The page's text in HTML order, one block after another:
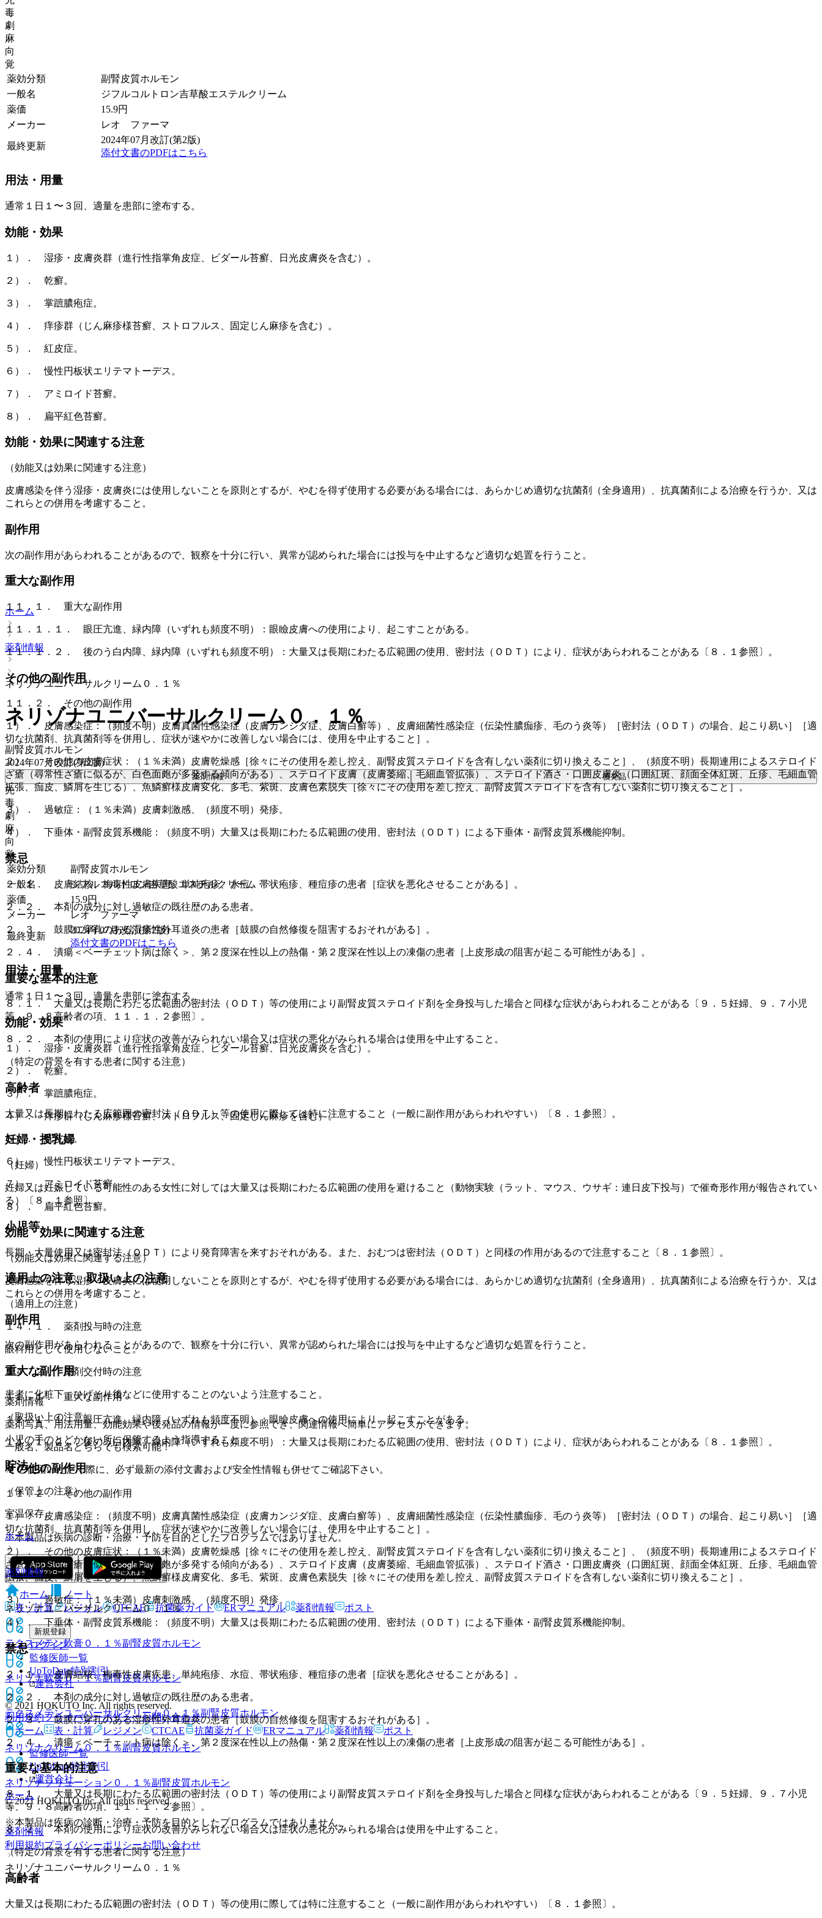
毒
劇
麻
向
覚
薬効分類
副腎皮質ホルモン
一般名
ジフルコルトロン吉草酸エステルクリーム
薬価
15.9円
メーカー
レオ ファーマ
最終更新
2024年07月改訂(第2版)
添付文書のPDFはこちら
用法・用量
通常１日１〜３回、適量を患部に塗布する。
効能・効果
１）． 湿疹・皮膚炎群（進行性指掌角皮症、ビダール苔癬、日光皮膚炎を含む）。
２）． 乾癬。
３）． 掌蹠膿疱症。
４）． 痒疹群（じん麻疹様苔癬、ストロフルス、固定じん麻疹を含む）。
５）． 紅皮症。
６）． 慢性円板状エリテマトーデス。
７）． アミロイド苔癬。
８）． 扁平紅色苔癬。
効能・効果に関連する注意
（効能又は効果に関連する注意）
皮膚感染を伴う湿疹・皮膚炎には使用しないことを原則とするが、やむを得ず使用する必要がある場合には、あらかじめ適切な抗菌剤（全身適用）、抗真菌剤による治療を行うか、又は
これらとの併用を考慮すること。
副作用
次の副作用があらわれることがあるので、観察を十分に行い、異常が認められた場合には投与を中止するなど適切な処置を行うこと。
重大な副作用
１１．１． 重大な副作用
１１．１．１． 眼圧亢進、緑内障（いずれも頻度不明）：眼瞼皮膚への使用により、起こすことがある。
１１．１．２． 後のう白内障、緑内障（いずれも頻度不明）：大量又は長期にわたる広範囲の使用、密封法（ＯＤＴ）により、症状があらわれることがある〔８．１参照〕。
その他の副作用
１１．２． その他の副作用
１）． 皮膚感染症：（頻度不明）皮膚真菌性感染症（皮膚カンジダ症、皮膚白癬等）、皮膚細菌性感染症（伝染性膿痂疹、毛のう炎等）［密封法（ＯＤＴ）の場合、起こり易い］［適
切な抗菌剤、抗真菌剤等を併用し、症状が速やかに改善しない場合には、使用を中止すること］。
２）． その他の皮膚症状：（１％未満）皮膚乾燥感［徐々にその使用を差し控え、副腎皮質ステロイドを含有しない薬剤に切り換えること］、（頻度不明）長期連用によるステロイド
ざ瘡（尋常性ざ瘡に似るが、白色面皰が多発する傾向がある）、ステロイド皮膚（皮膚萎縮、毛細血管拡張）、ステロイド酒さ・口囲皮膚炎（口囲紅斑、顔面全体紅斑、丘疹、毛細血管
拡張、痂皮、鱗屑を生じる）、魚鱗癬様皮膚変化、多毛、紫斑、皮膚色素脱失［徐々にその使用を差し控え、副腎皮質ステロイドを含有しない薬剤に切り換えること］。
３）． 過敏症：（１％未満）皮膚刺激感、（頻度不明）発疹。
４）． 下垂体・副腎皮質系機能：（頻度不明）大量又は長期にわたる広範囲の使用、密封法（ＯＤＴ）による下垂体・副腎皮質系機能抑制。
禁忌
２．１． 皮膚結核、梅毒性皮膚疾患、単純疱疹、水痘、帯状疱疹、種痘疹の患者［症状を悪化させることがある］。
２．２． 本剤の成分に対し過敏症の既往歴のある患者。
２．３． 鼓膜に穿孔のある湿疹性外耳道炎の患者［鼓膜の自然修復を阻害するおそれがある］。
２．４． 潰瘍＜ベーチェット病は除く＞、第２度深在性以上の熱傷・第２度深在性以上の凍傷の患者［上皮形成の阻害が起こる可能性がある］。
重要な基本的注意
８．１． 大量又は長期にわたる広範囲の密封法（ＯＤＴ）等の使用により副腎皮質ステロイド剤を全身投与した場合と同様な症状があらわれることがある〔９．５妊婦、９．７小児
等、９．８高齢者の項、１１．１．２参照〕。
８．２． 本剤の使用により症状の改善がみられない場合又は症状の悪化がみられる場合は使用を中止すること。
（特定の背景を有する患者に関する注意）
高齢者
大量又は長期にわたる広範囲の密封法（ＯＤＴ）等の使用に際しては特に注意すること（一般に副作用があらわれやすい）〔８．１参照〕。
妊婦・授乳婦
（妊婦）
妊婦又は妊娠している可能性のある女性に対しては大量又は長期にわたる広範囲の使用を避けること（動物実験（ラット、マウス、ウサギ：連日皮下投与）で催奇形作用が報告されてい
る）〔８．１参照〕。
小児等
長期・大量使用又は密封法（ＯＤＴ）により発育障害を来すおそれがある。また、おむつは密封法（ＯＤＴ）と同様の作用があるので注意すること〔８．１参照〕。
適用上の注意、取扱い上の注意
（適用上の注意）
１４．１． 薬剤投与時の注意
眼科用として使用しないこと。
１４．２． 薬剤交付時の注意
患者に化粧下、ひげそり後などに使用することのないよう注意すること。
（取扱い上の注意）
小児の手のとどかない所に保管するよう指導すること。
貯法
（保管上の注意）
室温保存。
ホーム
薬剤情報
ネリゾナユニバーサルクリーム０．１％
テクスメテン軟膏０．１％副腎皮質ホルモン
ネリゾナ軟膏０．１％副腎皮質ホルモン
テクスメテンユニバーサルクリーム０．１％副腎皮質ホルモン
ネリゾナクリーム０．１％副腎皮質ホルモン
ネリゾナソリューション０．１％副腎皮質ホルモン
ホーム
薬剤情報
ネリゾナユニバーサルクリーム０．１％
ホーム
薬剤情報
ネリゾナユニバーサルクリーム０．１％
ネリゾナユニバーサルクリーム０．１％
副腎皮質ホルモン
2024年07月改訂(第2版)
薬剤情報 後発品
先
毒
劇
麻
向
覚
薬効分類
副腎皮質ホルモン
一般名
ジフルコルトロン吉草酸エステルクリーム
薬価
15.9円
メーカー
レオ ファーマ
最終更新
2024年07月改訂(第2版)
添付文書のPDFはこちら
用法・用量
通常１日１〜３回、適量を患部に塗布する。
効能・効果
１）． 湿疹・皮膚炎群（進行性指掌角皮症、ビダール苔癬、日光皮膚炎を含む）。
２）． 乾癬。
３）． 掌蹠膿疱症。
４）． 痒疹群（じん麻疹様苔癬、ストロフルス、固定じん麻疹を含む）。
５）． 紅皮症。
６）． 慢性円板状エリテマトーデス。
７）． アミロイド苔癬。
８）． 扁平紅色苔癬。
効能・効果に関連する注意
（効能又は効果に関連する注意）
皮膚感染を伴う湿疹・皮膚炎には使用しないことを原則とするが、やむを得ず使用する必要がある場合には、あらかじめ適切な抗菌剤（全身適用）、抗真菌剤による治療を行うか、又は
これらとの併用を考慮すること。
副作用
次の副作用があらわれることがあるので、観察を十分に行い、異常が認められた場合には投与を中止するなど適切な処置を行うこと。
重大な副作用
１１．１． 重大な副作用
１１．１．１． 眼圧亢進、緑内障（いずれも頻度不明）：眼瞼皮膚への使用により、起こすことがある。
１１．１．２． 後のう白内障、緑内障（いずれも頻度不明）：大量又は長期にわたる広範囲の使用、密封法（ＯＤＴ）により、症状があらわれることがある〔８．１参照〕。
その他の副作用
１１．２． その他の副作用
１）． 皮膚感染症：（頻度不明）皮膚真菌性感染症（皮膚カンジダ症、皮膚白癬等）、皮膚細菌性感染症（伝染性膿痂疹、毛のう炎等）［密封法（ＯＤＴ）の場合、起こり易い］［適
切な抗菌剤、抗真菌剤等を併用し、症状が速やかに改善しない場合には、使用を中止すること］。
２）． その他の皮膚症状：（１％未満）皮膚乾燥感［徐々にその使用を差し控え、副腎皮質ステロイドを含有しない薬剤に切り換えること］、（頻度不明）長期連用によるステロイド
ざ瘡（尋常性ざ瘡に似るが、白色面皰が多発する傾向がある）、ステロイド皮膚（皮膚萎縮、毛細血管拡張）、ステロイド酒さ・口囲皮膚炎（口囲紅斑、顔面全体紅斑、丘疹、毛細血管
拡張、痂皮、鱗屑を生じる）、魚鱗癬様皮膚変化、多毛、紫斑、皮膚色素脱失［徐々にその使用を差し控え、副腎皮質ステロイドを含有しない薬剤に切り換えること］。
３）． 過敏症：（１％未満）皮膚刺激感、（頻度不明）発疹。
４）． 下垂体・副腎皮質系機能：（頻度不明）大量又は長期にわたる広範囲の使用、密封法（ＯＤＴ）による下垂体・副腎皮質系機能抑制。
禁忌
２．１． 皮膚結核、梅毒性皮膚疾患、単純疱疹、水痘、帯状疱疹、種痘疹の患者［症状を悪化させることがある］。
２．２． 本剤の成分に対し過敏症の既往歴のある患者。
２．３． 鼓膜に穿孔のある湿疹性外耳道炎の患者［鼓膜の自然修復を阻害するおそれがある］。
２．４． 潰瘍＜ベーチェット病は除く＞、第２度深在性以上の熱傷・第２度深在性以上の凍傷の患者［上皮形成の阻害が起こる可能性がある］。
重要な基本的注意
８．１． 大量又は長期にわたる広範囲の密封法（ＯＤＴ）等の使用により副腎皮質ステロイド剤を全身投与した場合と同様な症状があらわれることがある〔９．５妊婦、９．７小児
等、９．８高齢者の項、１１．１．２参照〕。
８．２． 本剤の使用により症状の改善がみられない場合又は症状の悪化がみられる場合は使用を中止すること。
（特定の背景を有する患者に関する注意）
高齢者
大量又は長期にわたる広範囲の密封法（ＯＤＴ）等の使用に際しては特に注意すること（一般に副作用があらわれやすい）〔８．１参照〕。
薬剤情報
薬剤写真、用法用量、効能効果や後発品の情報が一度に参照でき、関連情報へ簡単にアクセスができます。
一般名、製品名どちらでも検索可能！
※ ご使用いただく際に、必ず最新の添付文書および安全性情報も併せてご確認下さい。
※本製品は疾病の診断・治療・予防を目的としたプログラムではありません。
ホーム
ノート
表・計算
レジメン CTCAE 抗菌薬ガイド ERマニュアル 薬剤情報 ポスト
新規登録
ログイン
監修医師一覧
UpToDate特別割引
運営会社
© 2021 HOKUTO Inc. All rights reserved.
利用規約プライバシーポリシーお問い合わせ
ホーム
表・計算 レジメン CTCAE 抗菌薬ガイド ERマニュアル 薬剤情報 ポスト
監修医師一覧
UpToDate特別割引
運営会社
© 2021 HOKUTO Inc. All rights reserved.
※本製品は疾病の診断・治療・予防を目的としたプログラムではありません。
利用規約プライバシーポリシーお問い合わせ